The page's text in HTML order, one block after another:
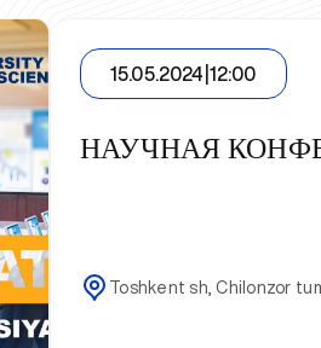
15.05.2024 12:00
НАУЧНАЯ
Toshkent sh, Chilonzor